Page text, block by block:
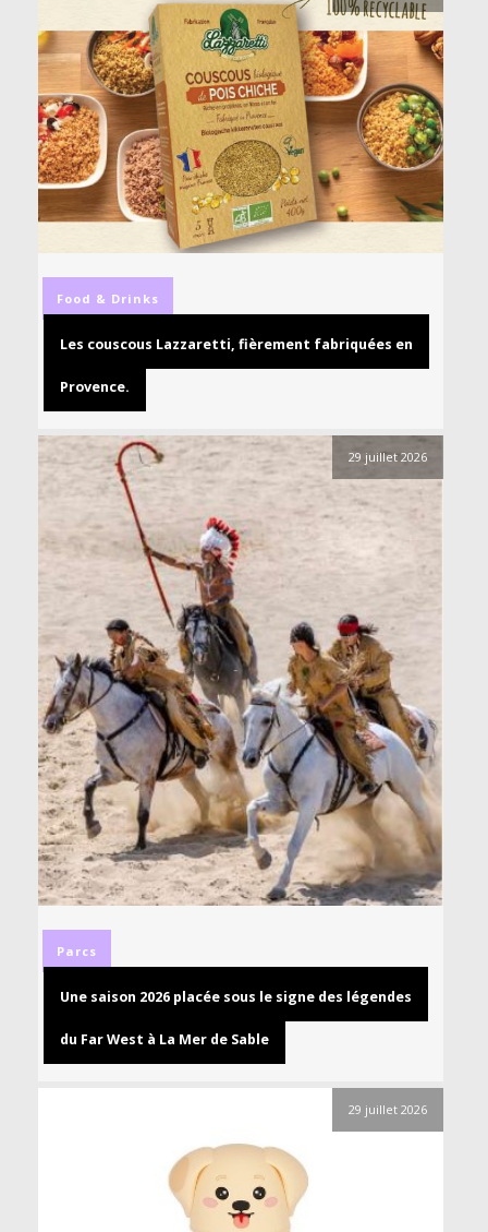
Food & Drinks
Les couscous Lazzaretti, fièrement fabriquées en
Provence.
29 juillet 2026
Parcs
Une saison 2026 placée sous le signe des légendes
du Far West à La Mer de Sable
29 juillet 2026